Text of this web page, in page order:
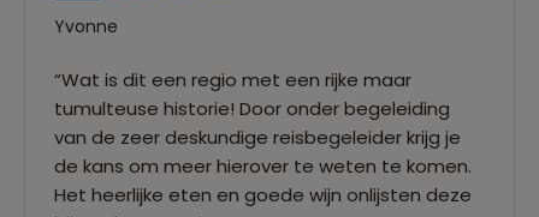
Yvonne
“Wat is dit een regio met een rijke maar
tumulteuse historie! Door onder begeleiding
van de zeer deskundige reisbegeleider krijg je
de kans om meer hierover te weten te komen.
Het heerlijke eten en goede wijn onlijsten deze